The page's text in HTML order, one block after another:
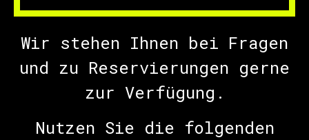
Wir stehen Ihnen bei Fragen
und zu Reservierungen gerne
zur Verfügung.
Nutzen Sie die folgenden